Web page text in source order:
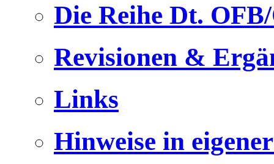
Die Reihe Dt.
Revisionen &
Links
Hinweise in